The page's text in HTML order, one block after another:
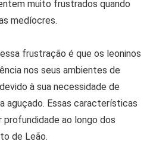
muito frustrados quando
medíocres.
frustração é que os leoninos
nos seus ambientes de
à sua necessidade de
aguçado. Essas características
profundidade ao longo dos
de Leão.